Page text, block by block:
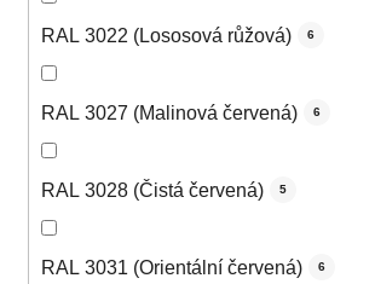
RAL 3022 (Lososová růžová) 6
RAL 3027 (Malinová červená) 6
RAL 3028 (Čistá červená) 5
RAL 3031 (Orientální červená) 6